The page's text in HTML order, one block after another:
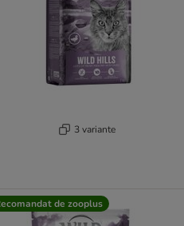
3 variante
de zooplus